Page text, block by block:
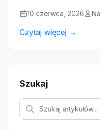
10 czerwca, 2026
Czytaj więcej →
Szukaj